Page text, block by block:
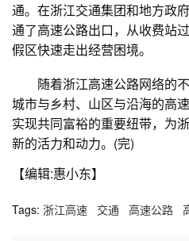
通。在浙江交通集团和地方政
通了高速公路出口，从收费站
假区快速走出经营困境。
随着浙江高速公路网络的不
城市与乡村、山区与沿海的高
实现共同富裕的重要纽带，为
新的活力和动力。(完)
【编辑:惠小东】
Tags: 浙江高速 交通 高速公路